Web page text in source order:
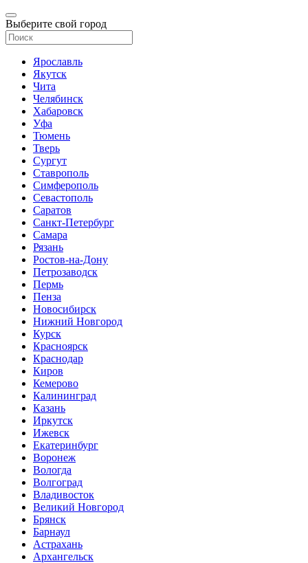
Выберите свой город
Ярославль
Якутск
Чита
Челябинск
Хабаровск
Уфа
Тюмень
Тверь
Сургут
Ставрополь
Симферополь
Севастополь
Саратов
Санкт-Петербург
Самара
Рязань
Ростов-на-Дону
Петрозаводск
Пермь
Пенза
Новосибирск
Нижний Новгород
Курск
Красноярск
Краснодар
Киров
Кемерово
Калининград
Казань
Иркутск
Ижевск
Екатеринбург
Воронеж
Вологда
Волгоград
Владивосток
Великий Новгород
Брянск
Барнаул
Астрахань
Архангельск